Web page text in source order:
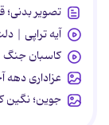
تصویر بدنی؛
آیه تراپی |
کاسبان جنگ
عزاداری دهه
جوین؛ نگین